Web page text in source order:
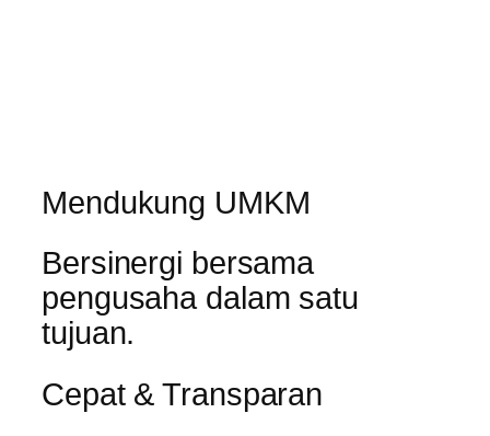
Mendukung UMKM
Bersinergi bersama
pengusaha dalam satu
tujuan.
Cepat & Transparan